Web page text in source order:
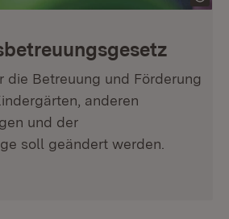
die Betreuung und Förderung
anderen
und der
soll geändert werden.